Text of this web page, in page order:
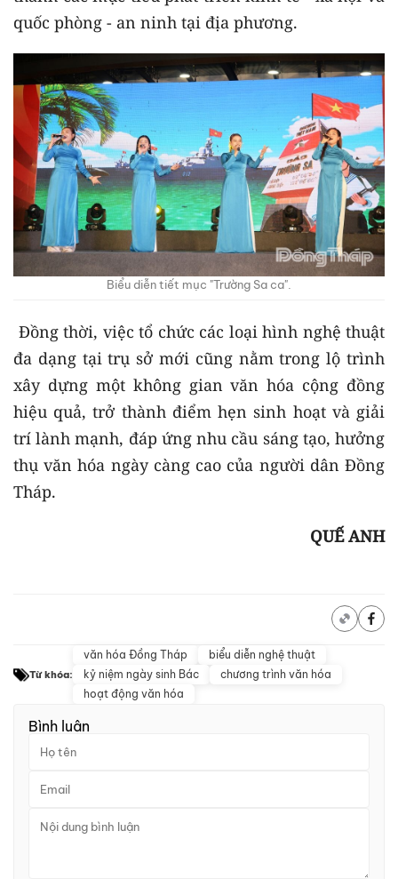
quốc phòng - an ninh tại địa phương.
Biểu diễn tiết mục "Trường Sa ca".
Đồng thời, việc tổ chức các loại hình nghệ thuật
đa dạng tại trụ sở mới cũng nằm trong lộ trình
xây dựng một không gian văn hóa cộng đồng
hiệu quả, trở thành điểm hẹn sinh hoạt và giải
trí lành mạnh, đáp ứng nhu cầu sáng tạo, hưởng
thụ văn hóa ngày càng cao của người dân Đồng
Tháp.
QUẾ ANH
Từ khóa:
văn hóa Đồng Tháp
biểu diễn nghệ thuật
kỷ niệm ngày sinh Bác
chương trình văn hóa
hoạt động văn hóa
Bình luận